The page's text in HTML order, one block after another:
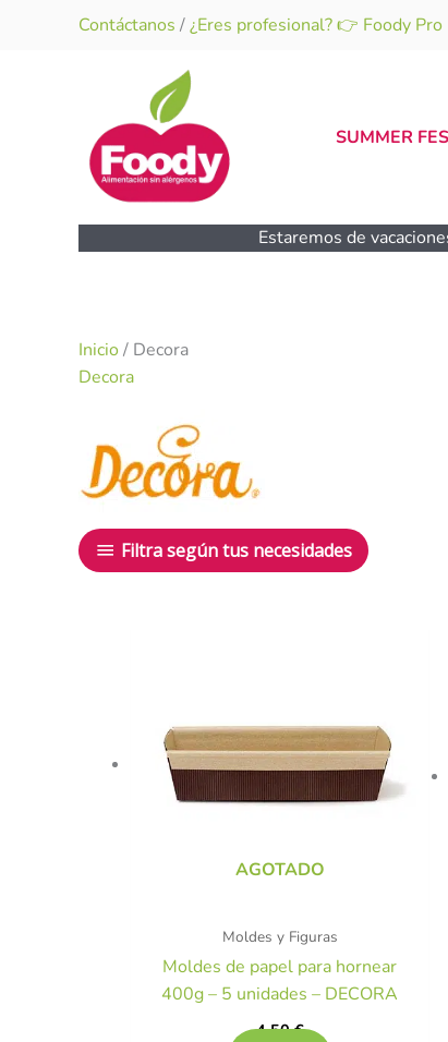
Contáctanos /¿Eres profesional? 👉 Foody Pro
SUMMER
Estaremos de
Inicio/ Decora
Decora
Filtra según tus necesidades
AGOTADO
Moldes y Figuras
Moldes de papel para hornear
400g – 5 unidades – DECORA
4,50€